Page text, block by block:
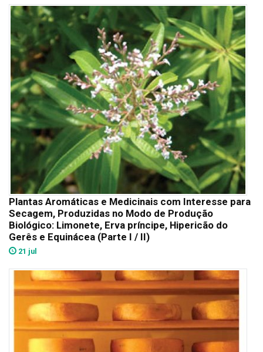
Plantas Aromáticas e Medicinais com Interesse para
Secagem, Produzidas no Modo de Produção
Biológico: Limonete, Erva príncipe, Hipericão do
Gerês e Equinácea (Parte I / II)
21 jul